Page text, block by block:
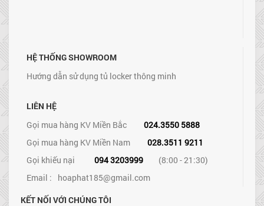
HỆ THỐNG SHOWROOM
Hướng dẫn sử dụng tủ locker thông minh
LIÊN HỆ
Gọi mua hàng KV Miền Bắc
024.3550 5888
Gọi mua hàng KV Miền Nam
028.3511 9211
Gọi khiếu nại
094 3203999
(8:00 - 21:30)
Email : hoaphat185@gmail.com
KẾT NỐI VỚI CHÚNG TÔI